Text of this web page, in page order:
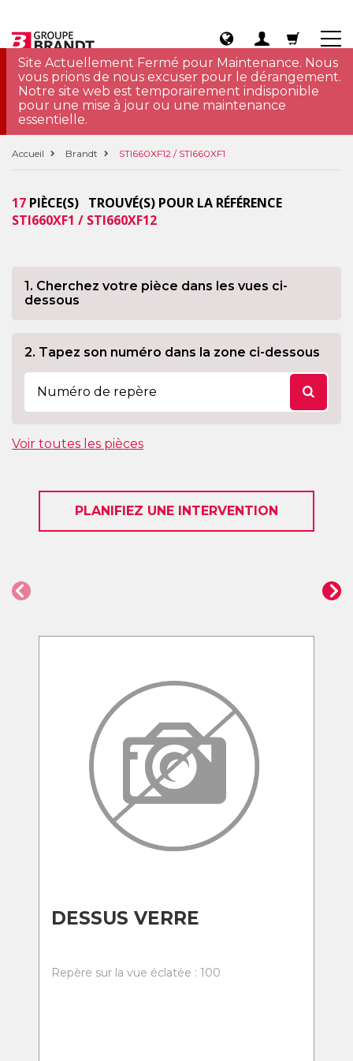
Site Actuellement Fermé pour Maintenance. Nous
vous prions de nous excuser pour le dérangement.
Notre site web est temporairement indisponible
pour une mise à jour ou une maintenance
essentielle.
Accueil Brandt STI660XF12 / STI660XF1
17 PIÈCE(S) TROUVÉ(S) POUR LA RÉFÉRENCE
STI660XF1 / STI660XF12
1. Cherchez votre pièce dans les vues ci-
dessous
2. Tapez son numéro dans la zone ci-dessous
Voir toutes les pièces
PLANIFIEZ UNE INTERVENTION
DESSUS VERRE
Repère sur la vue éclatée : 100